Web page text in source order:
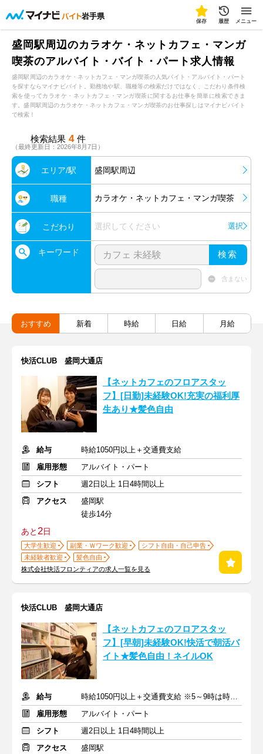
岩手県
保存 履歴 メニュー
盛岡駅周辺のカラオケ・ネットカフェ・マンガ
喫茶のアルバイト・バイト・パート求人情報
盛岡駅周辺のカラオケ・ネットカフェ・マンガ喫茶の人気バイト・アルバイト・パート
を探すならマイナビバイト。勤務地や駅、職種等の検索だけではなく、こだわり条件検
索を使ってカラオケ・ネットカフェ・マンガ喫茶に関するお仕事を簡単に検索できま
す。盛岡駅周辺のカラオケ・ネットカフェ・マンガ喫茶のお仕事探しはマイナビバイト
で検索！
検索結果 4 件
（最終更新日：2026年8月7日）
エリア/駅 盛岡駅周辺
職種 カラオケ・ネットカフェ・マンガ喫茶
こだわり 選択してください 選択
キーワード 検索
含まない
おすすめ 新着 時給 日給 月給
快活CLUB 盛岡大通店
【ネットカフェのフロアスタッ
フ】[日勤]未経験OK!充実の福利厚
生あり★髪色自由
給与
時給1050円以上＋交通費支給
雇用形態
アルバイト・パート
シフト
週2日以上 1日4時間以上
アクセス
盛岡駅
徒歩14分
あと2日
大学生歓迎 副業・Ｗワーク歓迎
シフト自由・自己申告
未経験者歓迎
髪色自由
株式会社快活フロンティアの求人一覧を見る
快活CLUB 盛岡大通店
【ネットカフェのフロアスタッ
フ】[早朝]未経験OK!快活で朝活バ
イト★髪色自由！ネイルOK
給与
時給1050円以上＋交通費支給 ※5～9時は時給1100円
雇用形態
アルバイト・パート
シフト
週2日以上 1日4時間以上
アクセス
盛岡駅